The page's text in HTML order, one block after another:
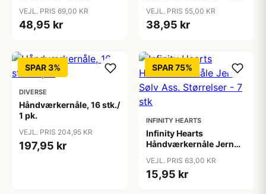
VEJL. PRIS 69,00 KR
48,95 kr
VEJL. PRIS 55,00 KR
38,95 kr
SPAR 3%
DIVERSE
Håndværkernåle, 16 stk./
1 pk.
VEJL. PRIS 204,95 KR
197,95 kr
SPAR 75%
INFINITY HEARTS
Infinity Hearts
Håndværkernåle Jern
stk
VEJL. PRIS 63,00 KR
15,95 kr